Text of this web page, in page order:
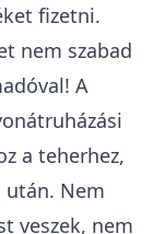
A
konzultálni!
az
adott jogi